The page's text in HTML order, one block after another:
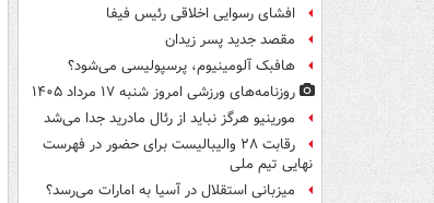
افشای رسوایی اخلاقی رئیس فیفا
مقصد جدید پسر زیدان
هافبک آلومینیوم، پرسپولیسی می‌شود؟
روزنامه‌های ورزشی امروز ‌شنبه ۱۷ مرداد ۱۴۰۵
مورینیو هرگز نباید از رئال مادرید جدا می‌شد
رقابت ۲۸ والیبالیست برای حضور در فهرست
نهایی تیم ملی
میزبانی استقلال در آسیا به امارات می‌رسد؟